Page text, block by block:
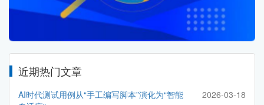
近期热门文章
AI时代测试用例从“手工编写脚本”演化为“智能
2026-03-18